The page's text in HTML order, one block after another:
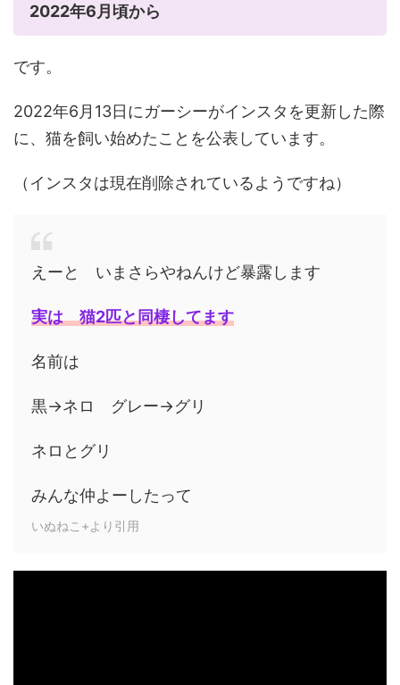
2022年6月頃から
です。
2022年6月13日にガーシーがインスタを更新した際
に、猫を飼い始めたことを公表しています。
（インスタは現在削除されているようですね）
えーと いまさらやねんけど暴露します
実は 猫2匹と同棲してます
名前は
黒→ネロ グレー→グリ
ネロとグリ
みんな仲よーしたって
いぬねこ+より引用